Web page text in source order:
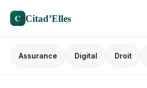
C Citad’Elles
Assurance Digital Droit